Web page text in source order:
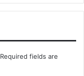
Required fields are